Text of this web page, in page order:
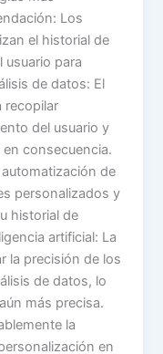
Los
el historial de
para
de datos: El
recopilar
del usuario y
consecuencia.
de
personalizados y
historial de
artificial: La
la precisión de los
de datos, lo
más precisa.
la
en